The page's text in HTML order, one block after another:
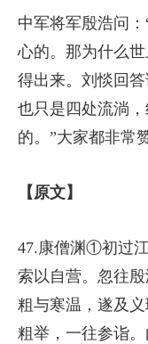
中军将军殷浩问
心的。那为什么
得出来。刘惔回
也只是四处流淌
的。”大家都非常
【原文】
47.康僧渊①初过
索以自营。忽往
粗与寒温，遂及
粗举，一往参诣。